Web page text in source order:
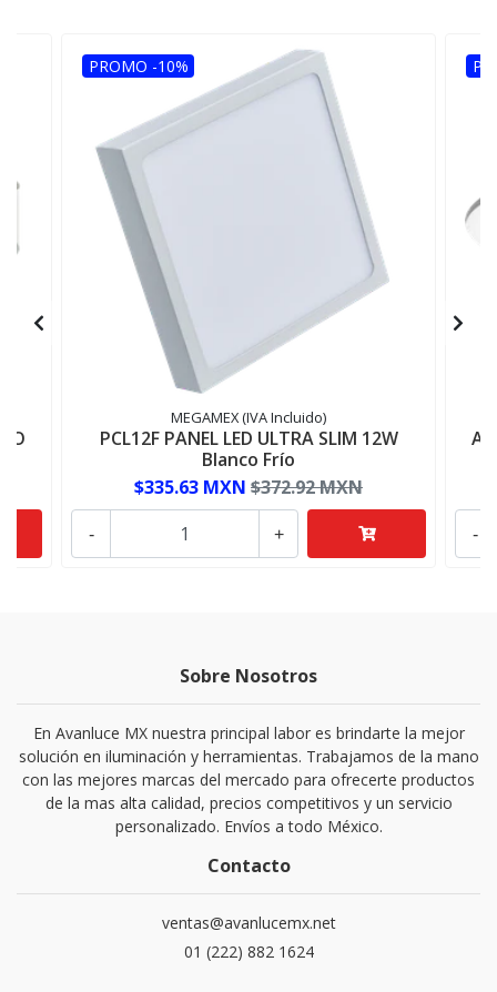
PROMO -10%
MEGAMEX (IVA Incluido)
PCL12F PANEL LED ULTRA SLIM 12W
Blanco Frío
$335.63 MXN $372.92 MXN
+
- -
Sobre Nosotros
En Avanluce MX nuestra principal labor es brindarte la mejor
solución en iluminación y herramientas. Trabajamos de la mano
con las mejores marcas del mercado para ofrecerte productos
de la mas alta calidad, precios competitivos y un servicio
personalizado. Envíos a todo México.
Contacto
ventas@avanlucemx.net
01 (222) 882 1624